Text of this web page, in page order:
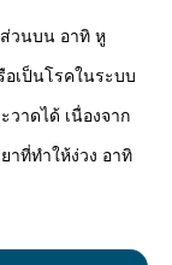
ส่วนบน อาทิ หู
เป็นโรคในระบบ
วาดได้ เนื่องจาก
าที่ทำให้ง่วง อาทิ